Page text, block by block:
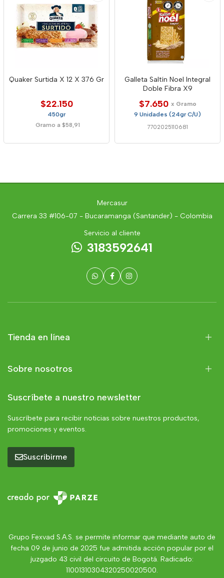
Quaker Surtida X 12 X 376 Gr
$22.150
450gr
Gramo a $58,91
Galleta Saltín Noel Integral
Doble Fibra X9
$7.650 x Gramo
9 Unidades (24gr C/U)
7702025110681
Mercasur
Carrera 33 #106-07 - Bucaramanga (Santander) - Colombia
Servicio al cliente
3183592641
Tienda en línea
Sobre nosotros
Suscríbete a nuestro newsletter
Suscríbete para recibir noticias sobre nuestros productos,
promociones y eventos.
Suscribirme
Grupo Fexvad S.A.S. se permite informar que mediante auto de
fecha 09 de junio de 2025 fue admitida acción popular por el
juzgado 43 civil del circuito de Bogotá. Radicado:
11001310304320250020500.